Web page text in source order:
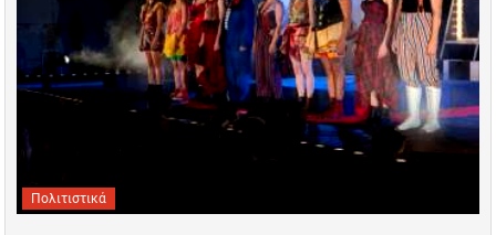
Πολιτιστικά